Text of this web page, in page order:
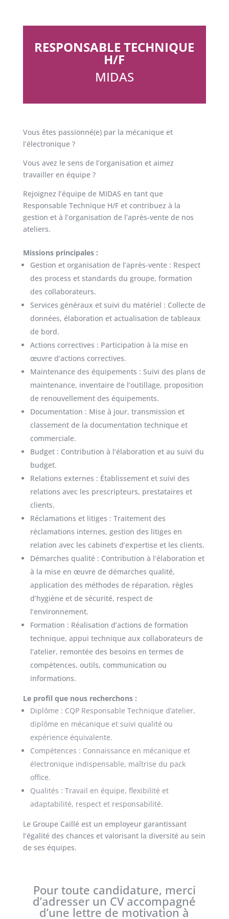
RESPONSABLE TECHNIQUE
H/F
MIDAS
Vous êtes passionné(e) par la mécanique et
l’électronique ?
Vous avez le sens de l’organisation et aimez
travailler en équipe ?
Rejoignez l’équipe de MIDAS en tant que
Responsable Technique H/F et contribuez à la
gestion et à l’organisation de l’après-vente de nos
ateliers.
Missions principales :
Gestion et organisation de l’après-vente : Respect
des process et standards du groupe, formation
des collaborateurs.
Services généraux et suivi du matériel : Collecte de
données, élaboration et actualisation de tableaux
de bord.
Actions correctives : Participation à la mise en
œuvre d’actions correctives.
Maintenance des équipements : Suivi des plans de
maintenance, inventaire de l’outillage, proposition
de renouvellement des équipements.
Documentation : Mise à jour, transmission et
classement de la documentation technique et
commerciale.
Budget : Contribution à l’élaboration et au suivi du
budget.
Relations externes : Établissement et suivi des
relations avec les prescripteurs, prestataires et
clients.
Réclamations et litiges : Traitement des
réclamations internes, gestion des litiges en
relation avec les cabinets d’expertise et les clients.
Démarches qualité : Contribution à l’élaboration et
à la mise en œuvre de démarches qualité,
application des méthodes de réparation, règles
d’hygiène et de sécurité, respect de
l’environnement.
Formation : Réalisation d’actions de formation
technique, appui technique aux collaborateurs de
l’atelier, remontée des besoins en termes de
compétences, outils, communication ou
informations.
Le profil que nous recherchons :
Diplôme : CQP Responsable Technique d’atelier,
diplôme en mécanique et suivi qualité ou
expérience équivalente.
Compétences : Connaissance en mécanique et
électronique indispensable, maîtrise du pack
office.
Qualités : Travail en équipe, flexibilité et
adaptabilité, respect et responsabilité.
Le Groupe Caillé est un employeur garantissant
l’égalité des chances et valorisant la diversité au sein
de ses équipes.
Pour toute candidature, merci
d’adresser un CV accompagné
d’une lettre de motivation à